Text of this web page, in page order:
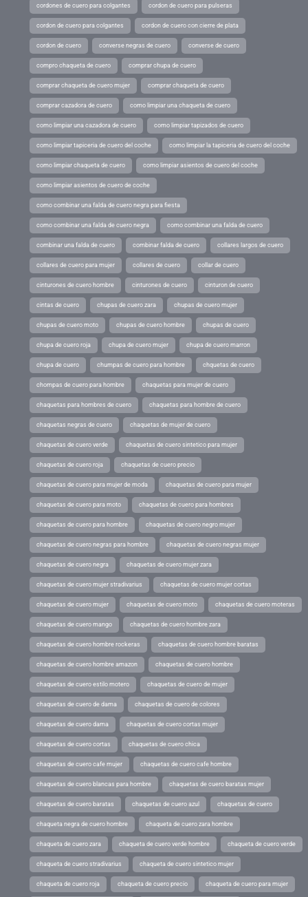
cordones de cuero para colgantes cordon de cuero para pulseras
cordon de cuero para colgantes cordon de cuero con cierre de plata
cordon de cuero converse negras de cuero converse de cuero
compro chaqueta de cuero comprar chupa de cuero
comprar chaqueta de cuero mujer comprar chaqueta de cuero
comprar cazadora de cuero como limpiar una chaqueta de cuero
como limpiar una cazadora de cuero como limpiar tapizados de cuero
como limpiar tapiceria de cuero del coche como limpiar la tapiceria de cuero del coche
como limpiar chaqueta de cuero como limpiar asientos de cuero del coche
como limpiar asientos de cuero de coche
como combinar una falda de cuero negra para fiesta
como combinar una falda de cuero negra como combinar una falda de cuero
combinar una falda de cuero combinar falda de cuero collares largos de cuero
collares de cuero para mujer collares de cuero collar de cuero
cinturones de cuero hombre cinturones de cuero cinturon de cuero
cintas de cuero chupas de cuero zara chupas de cuero mujer
chupas de cuero moto chupas de cuero hombre chupas de cuero
chupa de cuero roja chupa de cuero mujer chupa de cuero marron
chupa de cuero chumpas de cuero para hombre chquetas de cuero
chompas de cuero para hombre chaquetas para mujer de cuero
chaquetas para hombres de cuero chaquetas para hombre de cuero
chaquetas negras de cuero chaquetas de mujer de cuero
chaquetas de cuero verde chaquetas de cuero sintetico para mujer
chaquetas de cuero roja chaquetas de cuero precio
chaquetas de cuero para mujer de moda chaquetas de cuero para mujer
chaquetas de cuero para moto chaquetas de cuero para hombres
chaquetas de cuero para hombre chaquetas de cuero negro mujer
chaquetas de cuero negras para hombre chaquetas de cuero negras mujer
chaquetas de cuero negra chaquetas de cuero mujer zara
chaquetas de cuero mujer stradivarius chaquetas de cuero mujer cortas
chaquetas de cuero mujer chaquetas de cuero moto chaquetas de cuero moteras
chaquetas de cuero mango chaquetas de cuero hombre zara
chaquetas de cuero hombre rockeras chaquetas de cuero hombre baratas
chaquetas de cuero hombre amazon chaquetas de cuero hombre
chaquetas de cuero estilo motero chaquetas de cuero de mujer
chaquetas de cuero de dama chaquetas de cuero de colores
chaquetas de cuero dama chaquetas de cuero cortas mujer
chaquetas de cuero cortas chaquetas de cuero chica
chaquetas de cuero cafe mujer chaquetas de cuero cafe hombre
chaquetas de cuero blancas para hombre chaquetas de cuero baratas mujer
chaquetas de cuero baratas chaquetas de cuero azul chaquetas de cuero
chaqueta negra de cuero hombre chaqueta de cuero zara hombre
chaqueta de cuero zara chaqueta de cuero verde hombre chaqueta de cuero verde
chaqueta de cuero stradivarius chaqueta de cuero sintetico mujer
chaqueta de cuero roja chaqueta de cuero precio chaqueta de cuero para mujer